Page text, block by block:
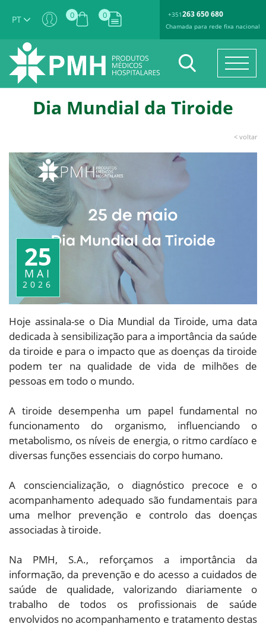
PT 0 0 +351263 650 680
Chamada para rede fixa nacional
Dia Mundial da Tiroide
< voltar
25
MAI
2026
Hoje assinala-se o Dia Mundial da Tiroide, uma data
dedicada à sensibilização para a importância da saúde
da tiroide e para o impacto que as doenças da tiroide
podem ter na qualidade de vida de milhões de
pessoas em todo o mundo.
A tiroide desempenha um papel fundamental no
funcionamento do organismo, influenciando o
metabolismo, os níveis de energia, o ritmo cardíaco e
diversas funções essenciais do corpo humano.
A consciencialização, o diagnóstico precoce e o
acompanhamento adequado são fundamentais para
uma melhor prevenção e controlo das doenças
associadas à tiroide.
Na PMH, S.A., reforçamos a importância da
informação, da prevenção e do acesso a cuidados de
saúde de qualidade, valorizando diariamente o
trabalho de todos os profissionais de saúde
envolvidos no acompanhamento e tratamento destas